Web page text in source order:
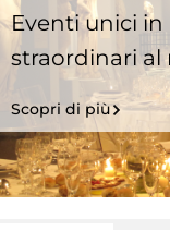
Eventi unici
straordinari al
Scopri di più